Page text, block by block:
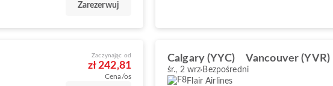
Zarezerwuj
Zaczynając od
zł 242,81
Cena/os
Calgary (YYC) Vancouver (YVR)
śr., 2 wrz Bezpośredni
Flair Airlines